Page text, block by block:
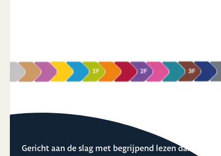
Gericht aan de slag met begrijpend lezen dankzij